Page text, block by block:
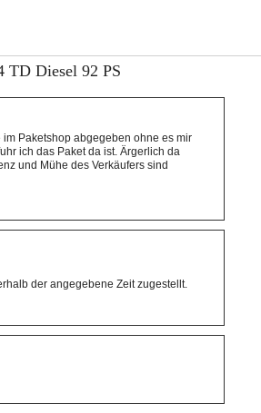
TD Diesel 92 PS
Paketshop abgegeben ohne es mir
ich das Paket da ist. Ärgerlich da
und Mühe des Verkäufers sind
der angegebene Zeit zugestellt.